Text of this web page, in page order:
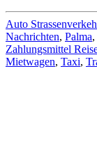
Auto
Nachrichten, Palma,
Zahlungsmittel
Mietwagen, Taxi,